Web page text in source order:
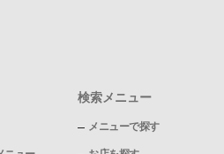
検索メニュー
メニューで探す